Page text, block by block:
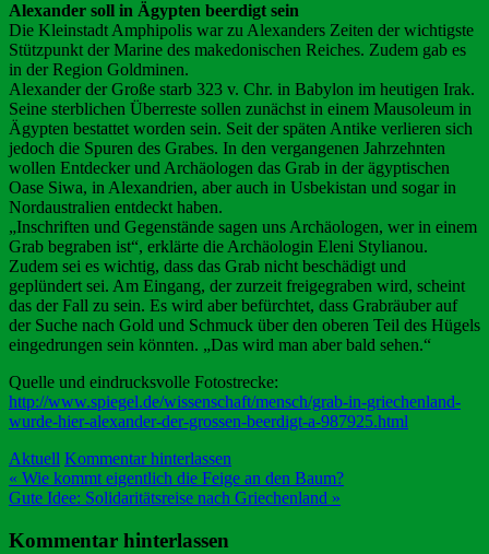
Alexander soll in Ägypten beerdigt sein
Die Kleinstadt Amphipolis war zu Alexanders Zeiten der wichtigste
Stützpunkt der Marine des makedonischen Reiches. Zudem gab es
in der Region Goldminen.
Alexander der Große starb 323 v. Chr. in Babylon im heutigen Irak.
Seine sterblichen Überreste sollen zunächst in einem Mausoleum in
Ägypten bestattet worden sein. Seit der späten Antike verlieren sich
jedoch die Spuren des Grabes. In den vergangenen Jahrzehnten
wollen Entdecker und Archäologen das Grab in der ägyptischen
Oase Siwa, in Alexandrien, aber auch in Usbekistan und sogar in
Nordaustralien entdeckt haben.
„Inschriften und Gegenstände sagen uns Archäologen, wer in einem
Grab begraben ist“, erklärte die Archäologin Eleni Stylianou.
Zudem sei es wichtig, dass das Grab nicht beschädigt und
geplündert sei. Am Eingang, der zurzeit freigegraben wird, scheint
das der Fall zu sein. Es wird aber befürchtet, dass Grabräuber auf
der Suche nach Gold und Schmuck über den oberen Teil des Hügels
eingedrungen sein könnten. „Das wird man aber bald sehen.“
Quelle und eindrucksvolle Fotostrecke:
http://www.spiegel.de/wissenschaft/mensch/grab-in-griechenland-
wurde-hier-alexander-der-grossen-beerdigt-a-987925.html
Aktuell Kommentar hinterlassen
Beitragsnavigation
« Wie kommt eigentlich die Feige an den Baum?
Gute Idee: Solidaritätsreise nach Griechenland »
Kommentar hinterlassen